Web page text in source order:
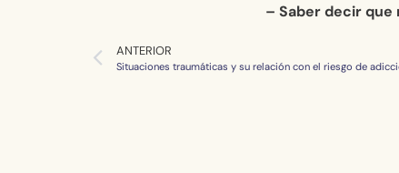
– Saber decir que
ANTERIOR
Situaciones traumáticas y su relación con el riesgo de